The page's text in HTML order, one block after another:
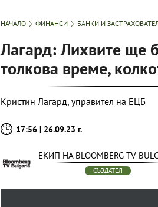
НАЧАЛО ФИНАНСИ БАНКИ И
Лагард: Лихвите ще
толкова време,
Кристин Лагард, управител на ЕЦБ
17:56 | 26.09.23 г.
ЕКИП НА BLOOMBERG TV
СЪЗДАТЕЛ